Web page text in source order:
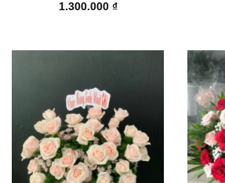
1.300.000 ₫